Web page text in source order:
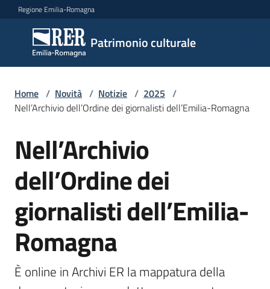
Vai al contenuto
Vai alla navigazione
Vai al footer
Regione Emilia-Romagna
Patrimonio culturale
Patrimonio
culturale
Argomenti
Novità
Servizi
Leggi
Atti
Bandi
Home / Novità / Notizie / 2025 /
Nell’Archivio dell’Ordine dei giornalisti dell’Emilia-Romagna
Salta al contenuto
Nell’Archivio
dell’Ordine dei
giornalisti dell’Emilia-
Romagna
È online in Archivi ER la mappatura della